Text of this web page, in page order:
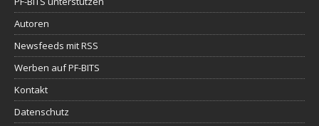
Autoren
Newsfeeds mit RSS
Werben auf PF-BITS
Kontakt
Datenschutz